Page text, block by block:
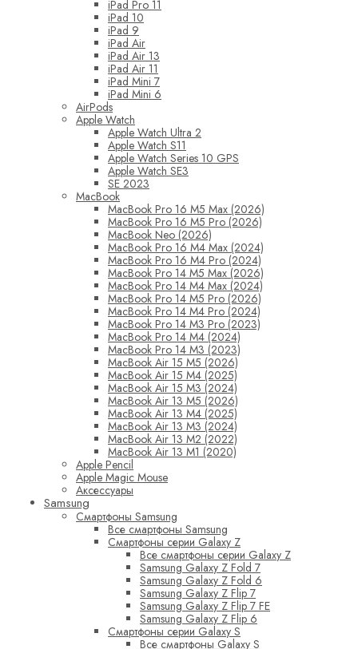
iPad Pro 11
iPad 10
iPad 9
iPad Air
iPad Air 13
iPad Air 11
iPad Mini 7
iPad Mini 6
AirPods
Apple Watch
Apple Watch Ultra 2
Apple Watch S11
Apple Watch Series 10 GPS
Apple Watch SE3
SE 2023
MacBook
MacBook Pro 16 M5 Max (2026)
MacBook Pro 16 M5 Pro (2026)
MacBook Neo (2026)
MacBook Pro 16 M4 Max (2024)
MacBook Pro 16 M4 Pro (2024)
MacBook Pro 14 M5 Max (2026)
MacBook Pro 14 M4 Max (2024)
MacBook Pro 14 M5 Pro (2026)
MacBook Pro 14 M4 Pro (2024)
MacBook Pro 14 M3 Pro (2023)
MacBook Pro 14 M4 (2024)
MacBook Pro 14 M3 (2023)
MacBook Air 15 M5 (2026)
MacBook Air 15 M4 (2025)
MacBook Air 15 M3 (2024)
MacBook Air 13 M5 (2026)
MacBook Air 13 M4 (2025)
MacBook Air 13 M3 (2024)
MacBook Air 13 M2 (2022)
MacBook Air 13 M1 (2020)
Apple Pencil
Apple Magic Mouse
Аксессуары
Samsung
Смартфоны Samsung
Все смартфоны Samsung
Смартфоны серии Galaxy Z
Все смартфоны серии Galaxy Z
Samsung Galaxy Z Fold 7
Samsung Galaxy Z Fold 6
Samsung Galaxy Z Flip 7
Samsung Galaxy Z Flip 7 FE
Samsung Galaxy Z Flip 6
Смартфоны серии Galaxy S
Все смартфоны Galaxy S